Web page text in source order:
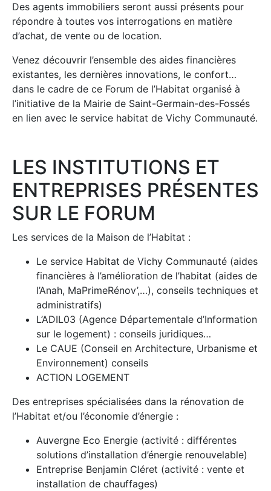
Des agents immobiliers seront aussi présents pour
répondre à toutes vos interrogations en matière
d’achat, de vente ou de location.
Venez découvrir l’ensemble des aides financières
existantes, les dernières innovations, le confort…
dans le cadre de ce Forum de l’Habitat organisé à
l’initiative de la Mairie de Saint-Germain-des-Fossés
en lien avec le service habitat de Vichy Communauté.
LES INSTITUTIONS ET
ENTREPRISES PRÉSENTES
SUR LE FORUM
Les services de la Maison de l’Habitat :
Le service Habitat de Vichy Communauté (aides
financières à l’amélioration de l’habitat (aides de
l’Anah, MaPrimeRénov’,…), conseils techniques et
administratifs)
L’ADIL03 (Agence Départementale d’Information
sur le logement) : conseils juridiques…
Le CAUE (Conseil en Architecture, Urbanisme et
Environnement) conseils
ACTION LOGEMENT
Des entreprises spécialisées dans la rénovation de
l’Habitat et/ou l’économie d’énergie :
Auvergne Eco Energie (activité : différentes
solutions d’installation d’énergie renouvelable)
Entreprise Benjamin Cléret (activité : vente et
installation de chauffages)